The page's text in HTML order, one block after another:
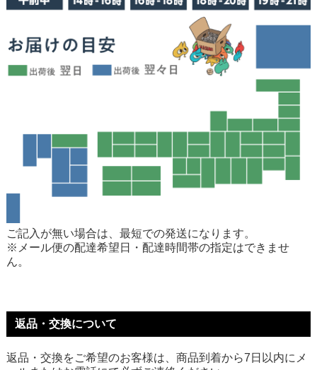
ご記入が無い場合は、最短での発送になります。
※メール便の配達希望日・配達時間帯の指定はできませ
ん。
返品・交換について
返品・交換をご希望のお客様は、商品到着から7日以内にメ